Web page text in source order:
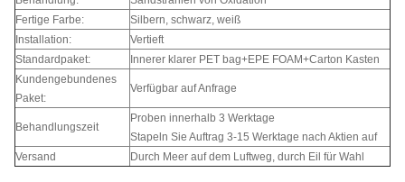
Fertige Farbe:
Silbern, schwarz, weiß
Installation:
Vertieft
Standardpaket:
Innerer klarer PET bag+EPE FOAM+Carton Kasten
Kundengebundenes
Paket:
Verfügbar auf Anfrage
Behandlungszeit
Proben innerhalb 3 Werktage
Stapeln Sie Auftrag 3-15 Werktage nach Aktien auf
Versand
Durch Meer auf dem Luftweg, durch Eil für Wahl